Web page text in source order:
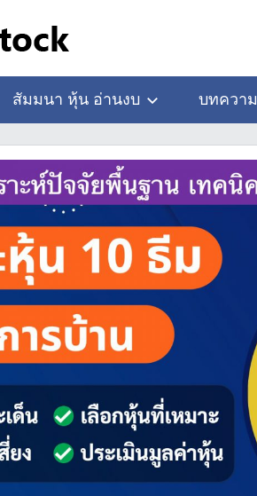
สัมมนา หุ้น อ่านงบ บทความ